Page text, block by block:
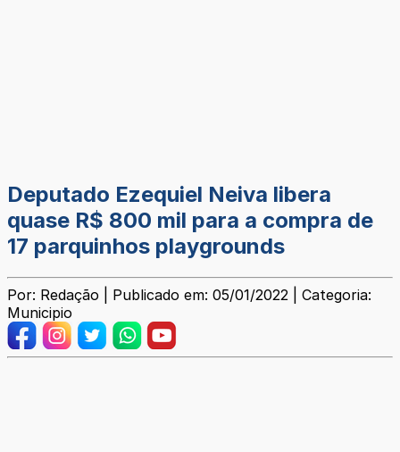
Deputado Ezequiel Neiva libera
quase R$ 800 mil para a compra de
17 parquinhos playgrounds
Por: Redação | Publicado em: 05/01/2022 | Categoria:
Municipio